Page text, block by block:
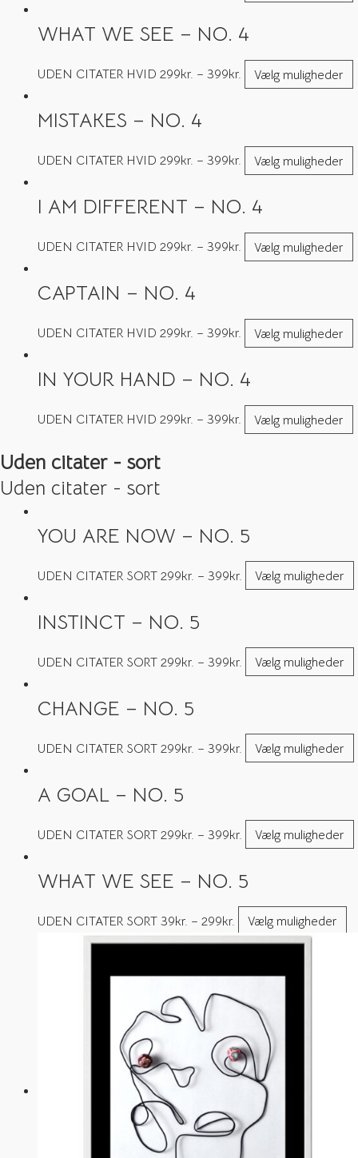
WHAT WE SEE – NO. 4
UDEN CITATER HVID 299kr. – 399kr. Vælg muligheder
MISTAKES – NO. 4
UDEN CITATER HVID 299kr. – 399kr. Vælg muligheder
I AM DIFFERENT – NO. 4
UDEN CITATER HVID 299kr. – 399kr. Vælg muligheder
CAPTAIN – NO. 4
UDEN CITATER HVID 299kr. – 399kr. Vælg muligheder
IN YOUR HAND – NO. 4
UDEN CITATER HVID 299kr. – 399kr. Vælg muligheder
Uden citater - sort
Uden citater - sort
YOU ARE NOW – NO. 5
UDEN CITATER SORT 299kr. – 399kr. Vælg muligheder
INSTINCT – NO. 5
UDEN CITATER SORT 299kr. – 399kr. Vælg muligheder
CHANGE – NO. 5
UDEN CITATER SORT 299kr. – 399kr. Vælg muligheder
A GOAL – NO. 5
UDEN CITATER SORT 299kr. – 399kr. Vælg muligheder
WHAT WE SEE – NO. 5
UDEN CITATER SORT 39kr. – 299kr. Vælg muligheder